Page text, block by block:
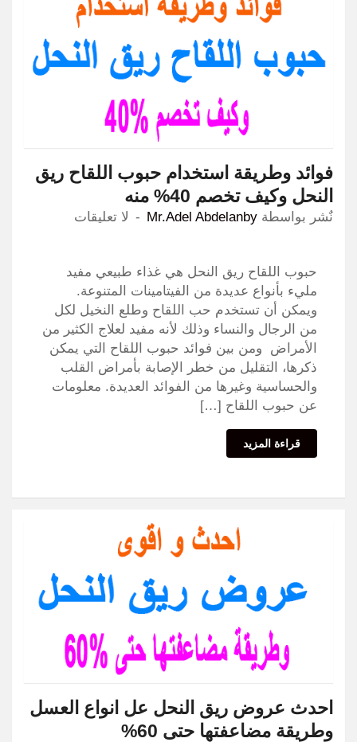
فوائد وطريقة استخدام حبوب اللقاح ريق
النحل وكيف تخصم 40% منه
نٌشر بواسطة Mr.Adel Abdelanby لا تعليقات
حبوب اللقاح ريق النحل هي غذاء طبيعي مفيد
مليء بأنواع عديدة من الفيتامينات المتنوعة.
ويمكن أن تستخدم حب اللقاح وطلع النخيل لكل
من الرجال والنساء وذلك لأنه مفيد لعلاج الكثير من
الأمراض ومن بين فوائد حبوب اللقاح التي يمكن
ذكرها، التقليل من خطر الإصابة بأمراض القلب
والحساسية وغيرها من الفوائد العديدة. معلومات
عن حبوب اللقاح […]
قراءة المزيد
احدث عروض ريق النحل عل انواع العسل
وطريقة مضاعفتها حتى 60%